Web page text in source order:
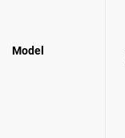
Model